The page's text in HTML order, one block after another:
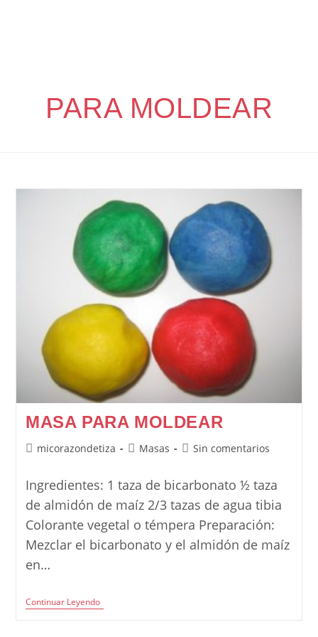
PARA MOLDEAR
MASA PARA MOLDEAR
Autor
la
entrada:
micorazondetiza
Categoría
entrada:
Masas
Comentarios
entrada:
Sin comentarios
Ingredientes: 1 taza de bicarbonato ½ taza
de almidón de maíz 2/3 tazas de agua tibia
Colorante vegetal o témpera Preparación:
Mezclar el bicarbonato y el almidón de maíz
en…
Continuar LeyendoMasa
Para